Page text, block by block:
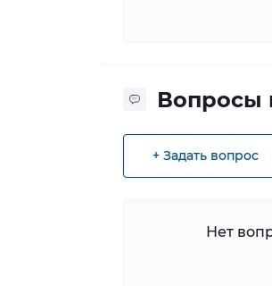
Вопросы
+ Задать вопрос
Нет